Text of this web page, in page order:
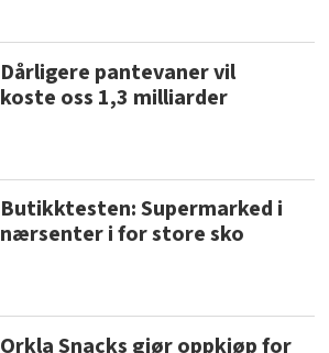
Dårligere pantevaner vil
koste oss 1,3 milliarder
Butikktesten: Supermarked i
nærsenter i for store sko
Orkla Snacks gjør oppkjøp for